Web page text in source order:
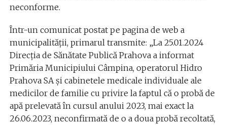
neconforme.
Într-un comunicat postat pe pagina de web a
municipalităţii, primarul transmite: „La 25.01.2024
Direcţia de Sănătate Publică Prahova a informat
Primăria Municipiului Câmpina, operatorul Hidro
Prahova SA şi cabinetele medicale individuale ale
medicilor de familie cu privire la faptul că o probă de
apă prelevată în cursul anului 2023, mai exact la
26.06.2023, neconfirmată de o a doua probă recoltată,